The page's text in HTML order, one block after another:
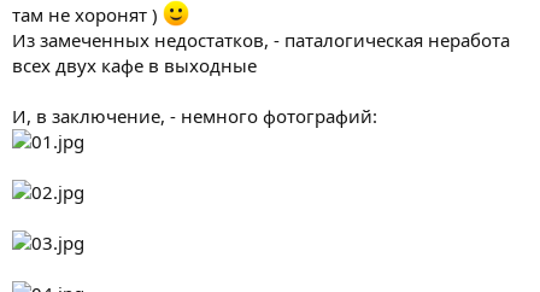
там не хоронят )
Из замеченных недостатков, - паталогическая неработа
всех двух кафе в выходные
И, в заключение, - немного фотографий: